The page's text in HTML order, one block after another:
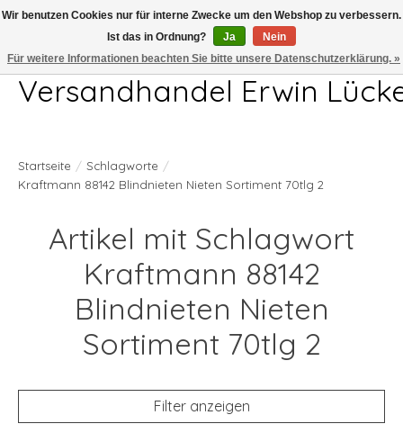
Telefon 04407 715872 MO-DO 7.00-17.00Uhr FR 7.00-13.00Uhr
Versandhandel Erwin
Startseite / Schlagworte /
Kraftmann 88142 Blindnieten Nieten Sortiment 70tlg 2
Artikel mit Schlagwort
Kraftmann 88142
Blindnieten Nieten
Sortiment 70tlg 2
Filter anzeigen
Wir benutzen Cookies nur für interne Zwecke um den Webshop zu verbessern.
Ist das in Ordnung?
Ja
Nein
Für weitere Informationen beachten Sie bitte unsere Datenschutzerklärung. »